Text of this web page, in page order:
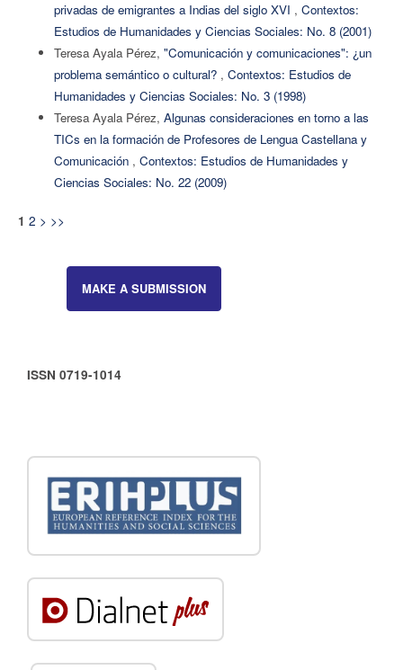
privadas de emigrantes a Indias del siglo XVI , Contextos:
Estudios de Humanidades y Ciencias Sociales: No. 8 (2001)
Teresa Ayala Pérez, "Comunicación y comunicaciones": ¿un
problema semántico o cultural? , Contextos: Estudios de
Humanidades y Ciencias Sociales: No. 3 (1998)
Teresa Ayala Pérez, Algunas consideraciones en torno a las
TICs en la formación de Profesores de Lengua Castellana y
Comunicación , Contextos: Estudios de Humanidades y
Ciencias Sociales: No. 22 (2009)
1 2 > >>
MAKE A SUBMISSION
ISSN 0719-1014